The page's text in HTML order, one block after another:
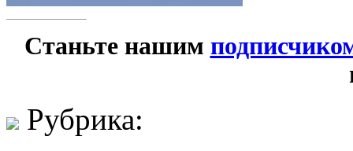
Станьте нашим
Рубрика: